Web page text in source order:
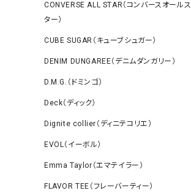
CONVERSE ALL STAR（コンバースオールス
ター）
CUBE SUGAR（キューブシュガー）
DENIM DUNGAREE（デニムダンガリー）
D.M.G.（ドミンゴ）
Deck（ディック）
Dignite collier（ディニテコリエ）
EVOL（イーボル）
Emma Taylor（エマテイラー）
FLAVOR TEE（フレーバーティー）